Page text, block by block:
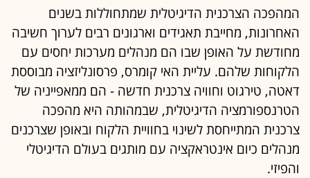
המהפכה הצרכנית הדיגיטלית שמתחוללות בשנים
האחרונות, מחייבת תאגידים וארגונים רבים לערוך חשיבה
מחודשת על האופן שבו הם מנהלים מערכות יחסים עם
הלקוחות שלהם. עליית האי קומרס, פרסונליזציה מבוססת
דאטה, טירגוט וחוויה צרכנית חדשה - הם ממאפייניה של
הטרנספורמציה הדיגיטלית, שבמהותה היא מהפכה
צרכנית המתייחסת לשינוי בחוויית הלקוח ובאופן שצרכנים
מנהלים כיום אינטראקציה עם מותגים בעולם הדיגיטלי
והפיזי.